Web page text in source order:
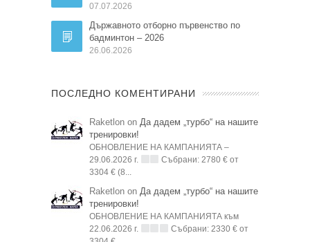
07.07.2026
Държавното отборно първенство по
бадминтон – 2026
26.06.2026
ПОСЛЕДНО КОМЕНТИРАНИ
Raketlon on Да дадем „турбо“ на нашите
тренировки!
ОБНОВЛЕНИЕ НА КАМПАНИЯТА –
29.06.2026 г.
Събрани: 2780 € от
3304 € (8...
Raketlon on Да дадем „турбо“ на нашите
тренировки!
ОБНОВЛЕНИЕ НА КАМПАНИЯТА към
22.06.2026 г.
Събрани: 2330 € от